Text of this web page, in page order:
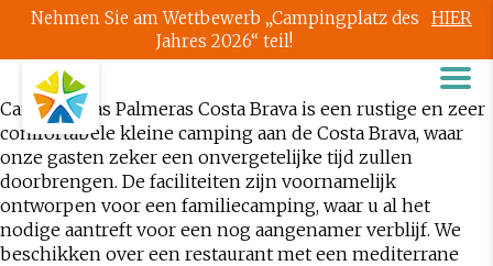
Nehmen Sie am Wettbewerb „Campingplatz des
Jahres 2026“ teil!
HIER
Camping Las Palmeras Costa Brava is een rustige en zeer
comfortabele kleine camping aan de Costa Brava, waar
onze gasten zeker een onvergetelijke tijd zullen
doorbrengen. De faciliteiten zijn voornamelijk
ontworpen voor een familiecamping, waar u al het
nodige aantreft voor een nog aangenamer verblijf. We
beschikken over een restaurant met een mediterrane